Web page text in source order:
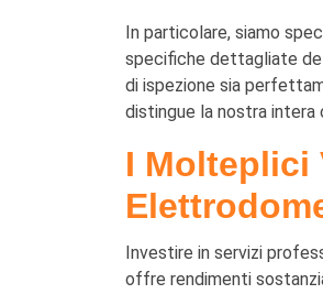
In particolare, siamo
specifiche dettagliate
di ispezione sia
distingue la nostra intera
I Molteplici
Investire in servizi
offre rendimenti